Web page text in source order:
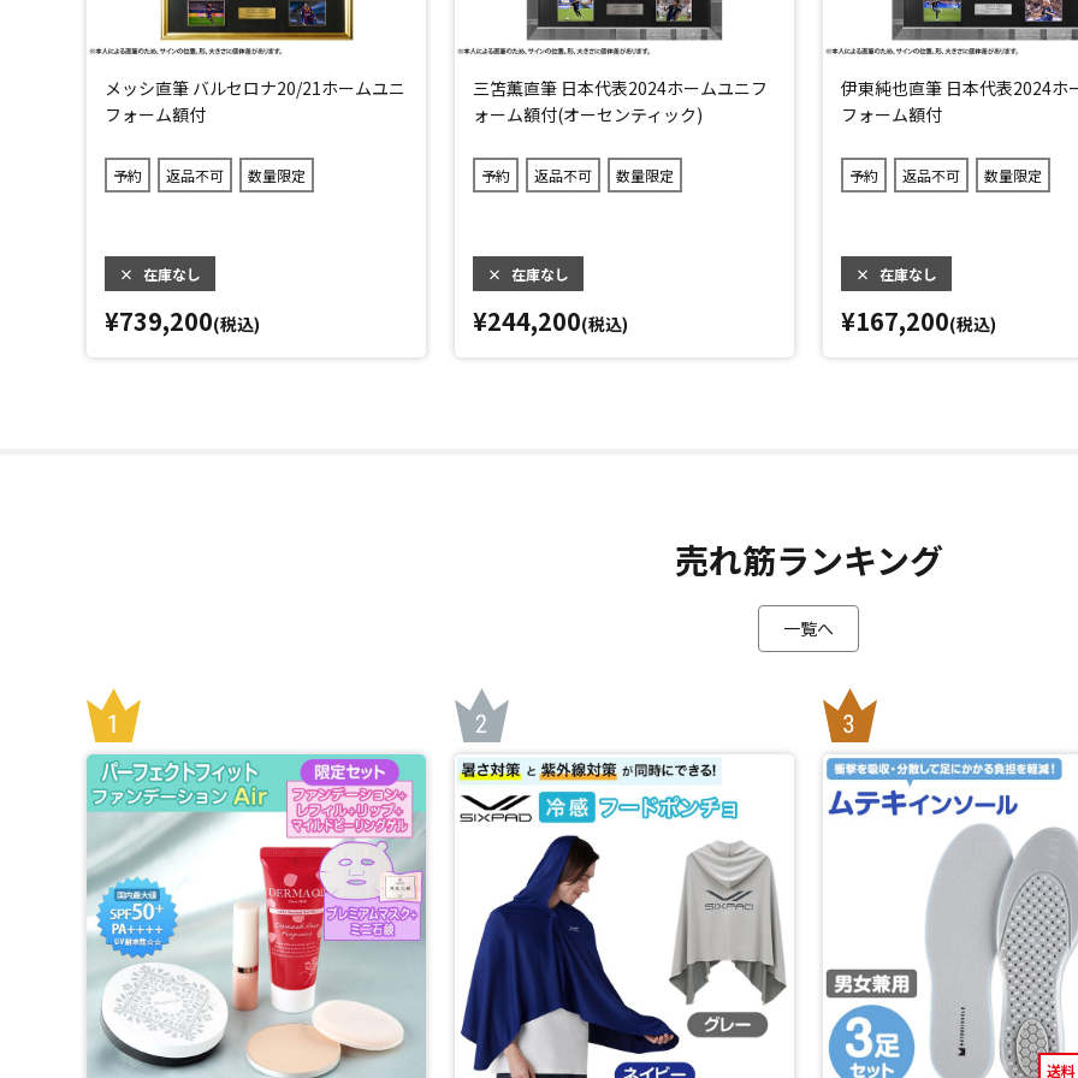
メッシ直筆 バルセロナ20/21ホームユニ
フォーム額付
予約 返品不可 数量限定
× 在庫なし
¥739,200(税込)
三笘薫直筆 日本代表2024ホームユニフ
ォーム額付(オーセンティック)
予約 返品不可 数量限定
× 在庫なし
¥244,200(税込)
伊東純也直筆 日本代表2024ホ
フォーム額付
予約 返品不可 数量限定
× 在庫なし
¥167,200(税込)
売れ筋ランキング
一覧へ
送